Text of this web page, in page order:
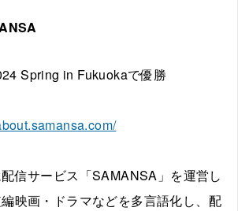
Spring in Fukuokaで優勝
信サービス「SAMANSA」を運営し
映画・ドラマなどを多言語化し、配